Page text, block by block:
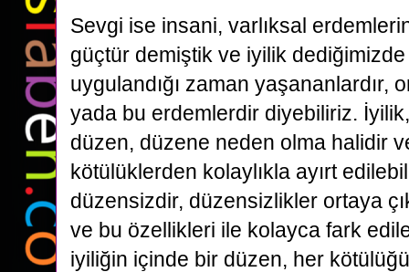
Sevgi ise insani, varlıksal
güçtür demiştik ve iyilik
uygulandığı zaman yaşananlardır,
yada bu erdemlerdir diyebiliriz.
düzen, düzene neden olma halidir
kötülüklerden kolaylıkla ayırt
düzensizdir, düzensizlikler ortaya
ve bu özellikleri ile kolayca fark
iyiliğin içinde bir düzen, her